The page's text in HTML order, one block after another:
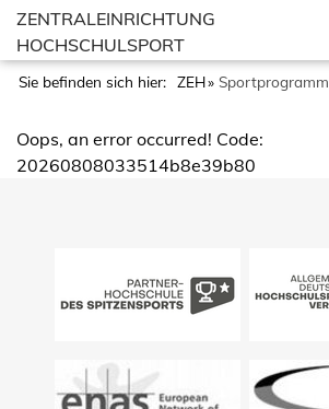
ZENTRALEINRICHTUNG
HOCHSCHULSPORT
Sie befinden sich hier: ZEH Sportprogramm
Oops, an error occurred! Code:
20260808033514b8e39b80